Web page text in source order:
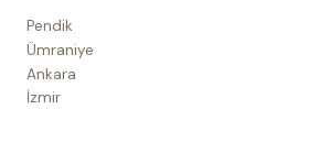
Pendik
Ümraniye
Ankara
İzmir